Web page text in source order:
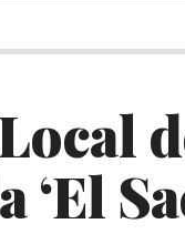
‘El